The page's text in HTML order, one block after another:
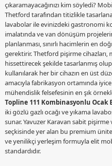
çıkaramayacağınızı kim söyledi?
Thetford tarafından titizlikle
lavabolar ile evinizdeki gastronomi
imalatında ve van dönüşüm
planlanması, sınırlı hacimlerin en
gerektirir. Thetford pişirme
hissettirecek şekilde tasarlanmış
kullanılarak her bir cihazın en üst
amacıyla fabrikasyon ortamında
mühendislik felsefesinin en şık
Topline 111 Kombinasyonlu Ocak
iki gözlü gazlı ocağı ve yıkama
sunar. Yavuzer Karavan sabit pişirme
seçkisinde yer alan bu premium
ve yenilikçi yerleşim formuyla elit
standardıdır.